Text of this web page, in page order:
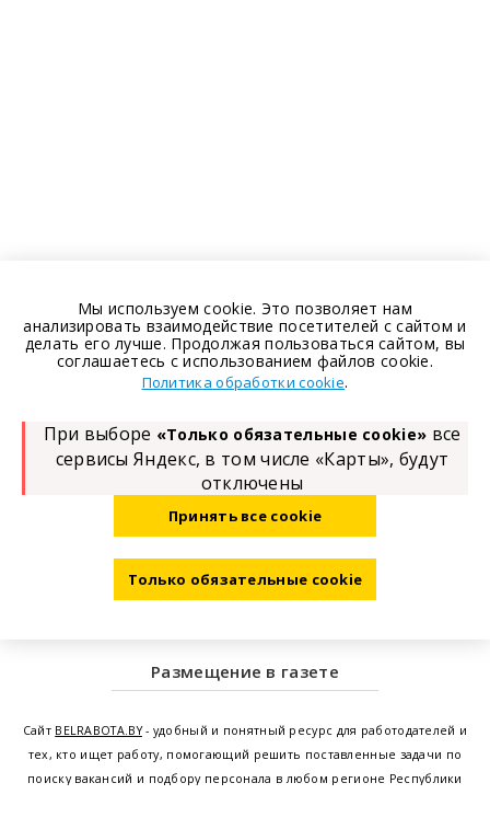
Размещение в газете
Сайт BELRABOTA.BY- удобный и понятный ресурс для работодателей и
тех, кто ищет работу, помогающий решить поставленные задачи по
поиску вакансий и подбору персонала в любом регионе Республики
Мы используем cookie. Это позволяет нам
анализировать взаимодействие посетителей с сайтом и
делать его лучше. Продолжая пользоваться сайтом, вы
соглашаетесь с использованием файлов cookie.
Политика обработки cookie.
При выборе «Только обязательные cookie» все
сервисы Яндекс, в том числе «Карты», будут
отключены
Принять все cookie
Только обязательные cookie